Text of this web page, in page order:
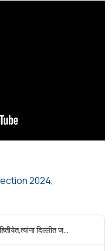
2024
दिल्लीत ज...